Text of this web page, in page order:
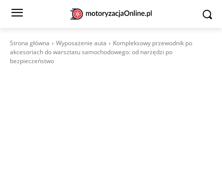
Strona główna Wyposażenie auta
Kompleksowy przewodnik po
akcesoriach do warsztatu samochodowego: od narzędzi po
bezpieczeństwo